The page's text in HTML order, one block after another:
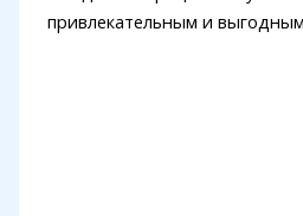
привлекательным и